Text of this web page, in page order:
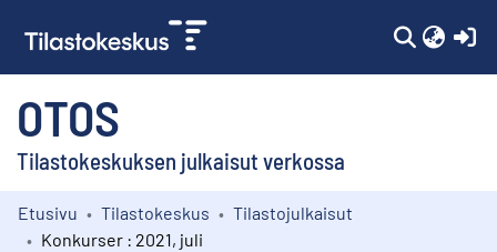
OTOS
Tilastokeskuksen julkaisut verkossa
Kokoelmat
Etusivu Tilastokeskus
Tilastojulkaisut
Konkurser : 2021, juli